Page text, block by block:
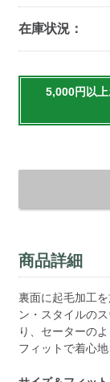
在庫状況：
to
5,000円以
商品詳細
裏面に起毛加工
ン・スタイルの
り、セーターの
フィットで着心